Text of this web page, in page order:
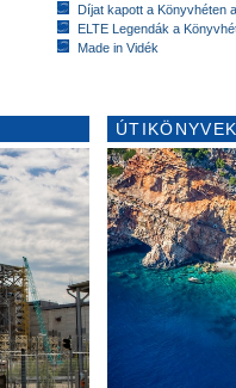
Díjat kapott a Könyvhéten
ELTE Legendák a
Made in Vidék